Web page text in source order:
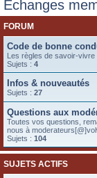
Echanges
FORUM
Code de bonne
Les règles de savoir-vivre
Sujets : 4
Infos & nouveautés
Sujets : 27
Questions aux
Toutes vos questions,
nous à
Sujets : 104
SUJETS ACTIFS